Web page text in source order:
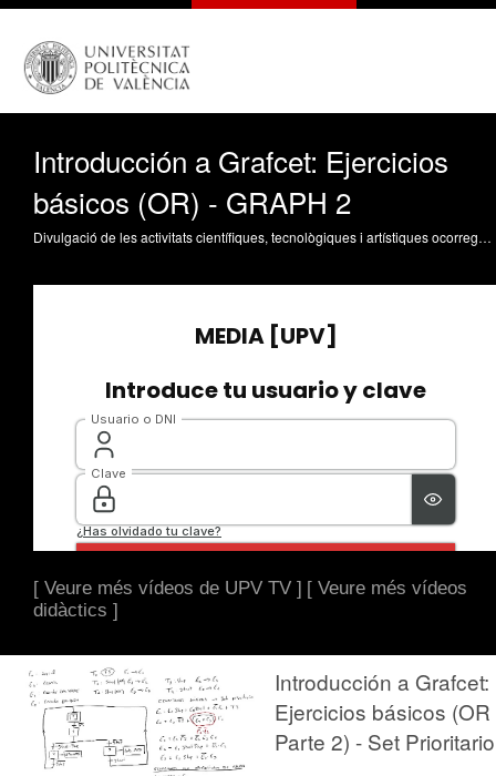
Introducción a Grafcet: Ejercicios
básicos (OR) - GRAPH 2
Divulgació de les activitats científiques, tecnològiques i artístiques ocorregudes en els tres campus de la UPV
[ Veure més vídeos de UPV TV ] [ Veure més vídeos
didàctics ]
Introducción a Grafcet:
Ejercicios básicos (OR
Parte 2) - Set